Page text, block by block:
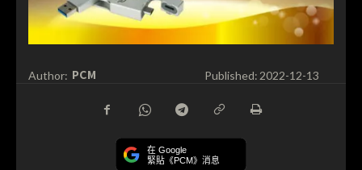
Author: PCM Published: 2022-12-13
在 Google
緊貼《PCM》消息